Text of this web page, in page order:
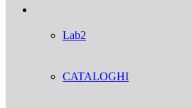
Lab2
CATALOGHI